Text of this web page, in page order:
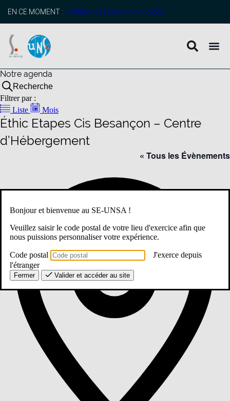
EN CE MOMENT : profitez de l’adhésion anticipée
Notre agenda
Recherche
Filtrer par :
Liste
Mois
Éthic Etapes Cis Besançon – Centre
d’Hébergement
« Tous les Évènements
Bonjour et bienvenue au SE-UNSA !
Veuillez saisir le code postal de votre lieu d'exercice afin que
nous puissions personnaliser votre expérience.
Code postal
J'exerce depuis
l'étranger
Fermer Valider et accéder au site